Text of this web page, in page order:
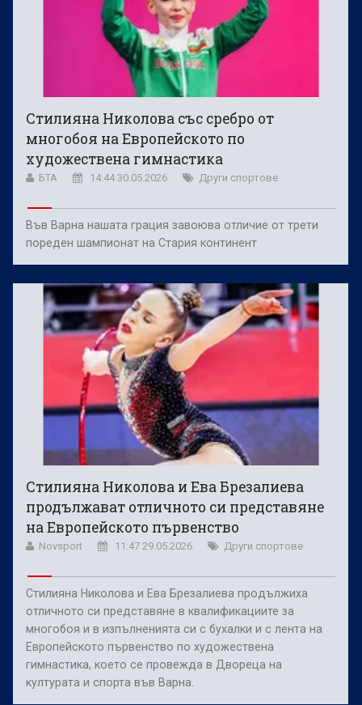
Стилияна Николова със сребро от
многобоя на Европейското по
художествена гимнастика
БТА 14:44 30.05.2026 Други спортове
Във Варна нашата грация завоюва отличие от трети
пореден шампионат на Стария континент
Стилияна Николова и Ева Брезалиева
продължават отличното си представяне
на Европейското първенство
Novsport 11:47 29.05.2026 Други спортове
Стилияна Николова и Ева Брезалиева продължиха
отличното си представяне в квалификациите за
многобоя и в изпълненията си с бухалки и с лента на
Европейското първенство по художествена
гимнастика, което се провежда в Двореца на
културата и спорта във Варна.